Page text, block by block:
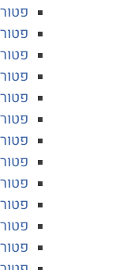
פטור
פטור ממס
פטור ממס
פטור ממס
פטור ממס
פטור ממס
פטור ממס
פטור ממס
פטור ממס
פטור
פטור ממס
פטור ממס